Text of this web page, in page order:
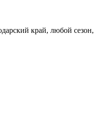
край, любой сезон,